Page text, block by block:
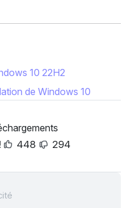
10 22H2
de Windows 10
448 294